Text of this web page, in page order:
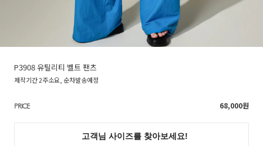
P3908 유틸리티 벨트 팬츠
제작기간 2주소요, 순차발송예정
PRICE 68,000원